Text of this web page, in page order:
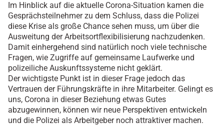
Im Hinblick auf die aktuelle Corona-Situation kamen die
Gesprächsteilnehmer zu dem Schluss, dass die Polizei
diese Krise als große Chance sehen muss, um über die
Ausweitung der Arbeitsortflexibilisierung nachzudenken.
Damit einhergehend sind natürlich noch viele technische
Fragen, wie Zugriffe auf gemeinsame Laufwerke und
polizeiliche Auskunftssysteme nicht geklärt.
Der wichtigste Punkt ist in dieser Frage jedoch das
Vertrauen der Führungskräfte in ihre Mitarbeiter. Gelingt es
uns, Corona in dieser Beziehung etwas Gutes
abzugewinnen, können wir neue Perspektiven entwickeln
und die Polizei als Arbeitgeber noch attraktiver machen.